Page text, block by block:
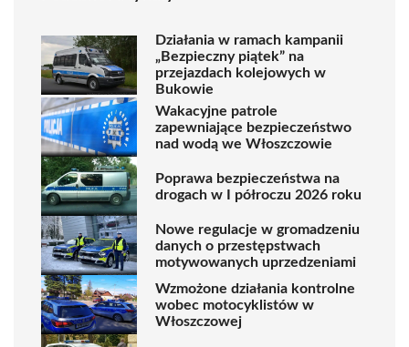
Działania w ramach kampanii
„Bezpieczny piątek” na
przejazdach kolejowych w
Bukowie
Wakacyjne patrole
zapewniające bezpieczeństwo
nad wodą we Włoszczowie
Poprawa bezpieczeństwa na
drogach w I półroczu 2026 roku
Nowe regulacje w gromadzeniu
danych o przestępstwach
motywowanych uprzedzeniami
Wzmożone działania kontrolne
wobec motocyklistów w
Włoszczowej